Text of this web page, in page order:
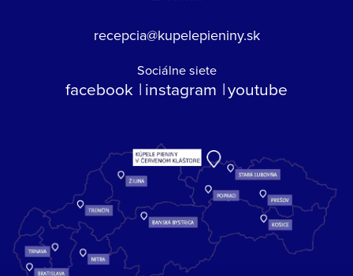
recepcia@kupelepieniny.sk
Sociálne siete
facebook instagram youtube